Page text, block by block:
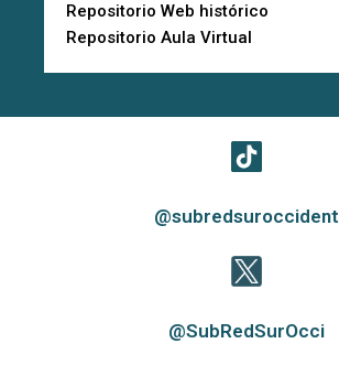
Repositorio Web histórico
Repositorio Aula Virtual
@subredsuroccident
@SubRedSurOcci